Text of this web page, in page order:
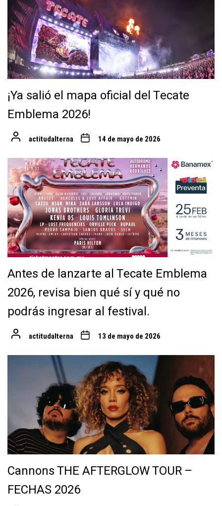
¡Ya salió el mapa oficial del Tecate
Emblema 2026!
actitudalterna 14 de mayo de 2026
Antes de lanzarte al Tecate Emblema
2026, revisa bien qué sí y qué no
podrás ingresar al festival.
actitudalterna 13 de mayo de 2026
Cannons THE AFTERGLOW TOUR –
FECHAS 2026